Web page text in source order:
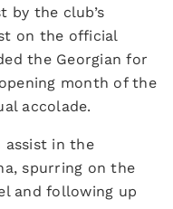
by the club’s
on the official
the Georgian for
month of the
accolade.
assist in the
spurring on the
and following up